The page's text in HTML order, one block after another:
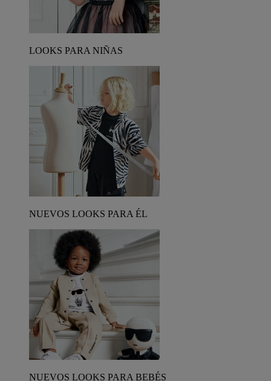
LOOKS PARA NIÑAS
NUEVOS LOOKS PARA ÉL
NUEVOS LOOKS PARA BEBÉS